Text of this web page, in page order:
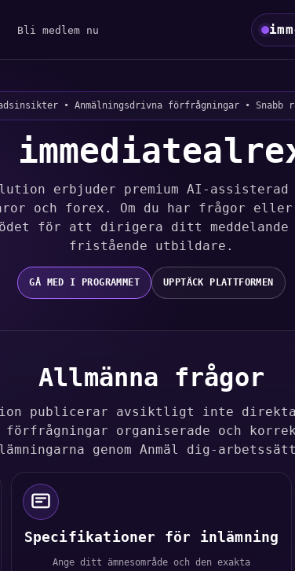
Bli medlem nu
• Anmälningsdrivna förfrågningar • Snabb
erbjuder premium AI-
och forex. Om du har frågor
för att dirigera ditt
fristående utbildare.
GÅ MED I PROGRAMMET UPPTÄCK PLATTFORMEN
Allmänna frågor
publicerar avsiktligt inte
organiserade och
genom Anmäl dig-
Specifikationer för inlämning
Ange ditt ämnesområde och den exakta